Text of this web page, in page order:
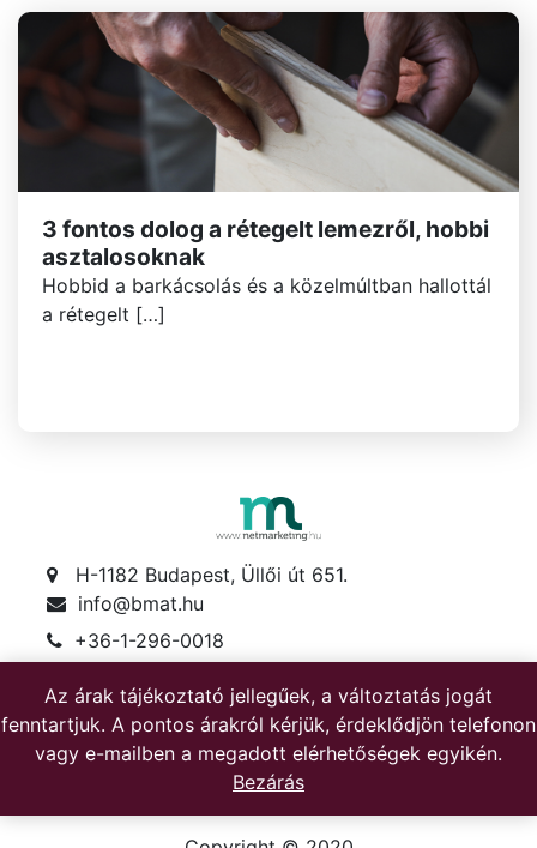
Az árak tájékoztató jellegűek, a változtatás jogát
fenntartjuk. A pontos árakról kérjük, érdeklődjön telefonon
vagy e-mailben a megadott elérhetőségek egyikén.
Bezárás
3 fontos dolog a rétegelt lemezről, hobbi
asztalosoknak
Hobbid a barkácsolás és a közelmúltban hallottál
a rétegelt […]
H-1182 Budapest, Üllői út 651.
info@bmat.hu
+36-1-296-0018
+36-30-622-1719
Hétfő-péntek: 8-17
Szombat: 8-12